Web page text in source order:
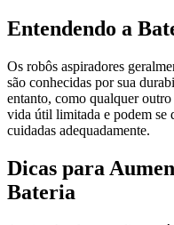
Entendendo a
Os robôs aspiradores
são conhecidas por sua
entanto, como qualquer
vida útil limitada e podem se
cuidadas adequadamente.
Dicas para
Bateria